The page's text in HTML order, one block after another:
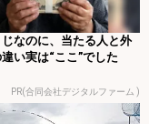
じなのに、当たる人と外
い実は“ここ”でした
PR(合同会社デジタルファーム )